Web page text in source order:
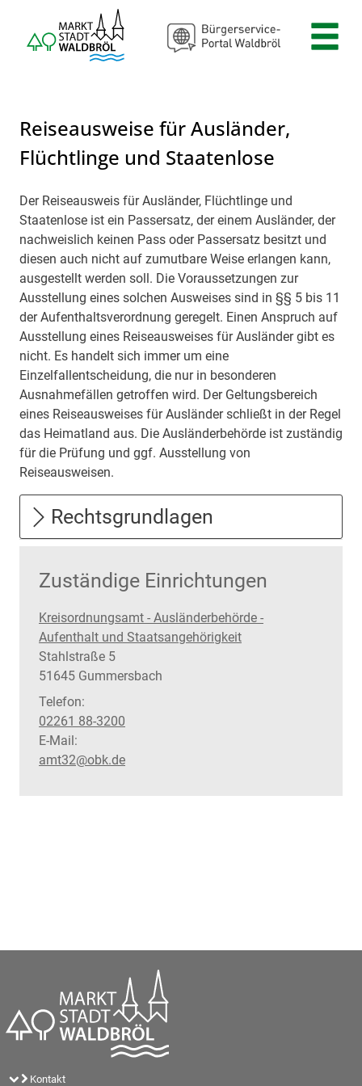
Zum Hauptinhalt springen
Reiseausweise für Ausländer,
Flüchtlinge und Staatenlose
Beschreibung
Der Reiseausweis für Ausländer, Flüchtlinge und
Staatenlose ist ein Passersatz, der einem Ausländer, der
nachweislich keinen Pass oder Passersatz besitzt und
diesen auch nicht auf zumutbare Weise erlangen kann,
ausgestellt werden soll. Die Voraussetzungen zur
Ausstellung eines solchen Ausweises sind in §§ 5 bis 11
der Aufenthaltsverordnung geregelt. Einen Anspruch auf
Ausstellung eines Reiseausweises für Ausländer gibt es
nicht. Es handelt sich immer um eine
Einzelfallentscheidung, die nur in besonderen
Ausnahmefällen getroffen wird. Der Geltungsbereich
eines Reiseausweises für Ausländer schließt in der Regel
das Heimatland aus. Die Ausländerbehörde ist zuständig
für die Prüfung und ggf. Ausstellung von
Reiseausweisen.
Rechtsgrundlagen
Zuständige Einrichtungen
Kreisordnungsamt - Ausländerbehörde -
Aufenthalt und Staatsangehörigkeit
Straße:
Stahlstraße Hausnummer:
5
PLZ:
51645 Ort:
Gummersbach
Telefon:
02261 88-3200
E-Mail:
amt32@obk.de
Kontakt